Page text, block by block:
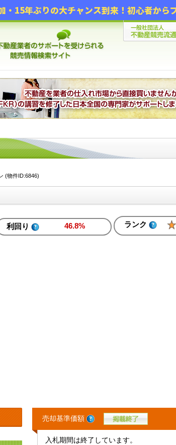
(物件ID:6846)
利回り 46.8% ランク
売却基準価額
入札期間は終了しています。